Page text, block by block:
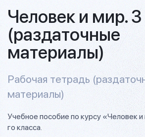
Человек и мир.
(раздаточные
материалы)
Рабочая тетрадь
материалы)
Учебное пособие по курсу «Человек
го класса.